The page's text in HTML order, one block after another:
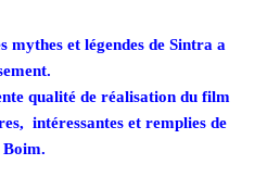
mythes et légendes de Sintra a
qualité de réalisation du film
intéressantes et remplies de